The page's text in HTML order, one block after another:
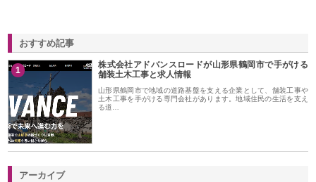
おすすめ記事
1
株式会社アドバンスロードが山形県鶴岡市で手がける
舗装土木工事と求人情報
山形県鶴岡市で地域の道路基盤を支える企業として、舗装工事や
土木工事を手がける専門会社があります。地域住民の生活を支え
る道…
アーカイブ